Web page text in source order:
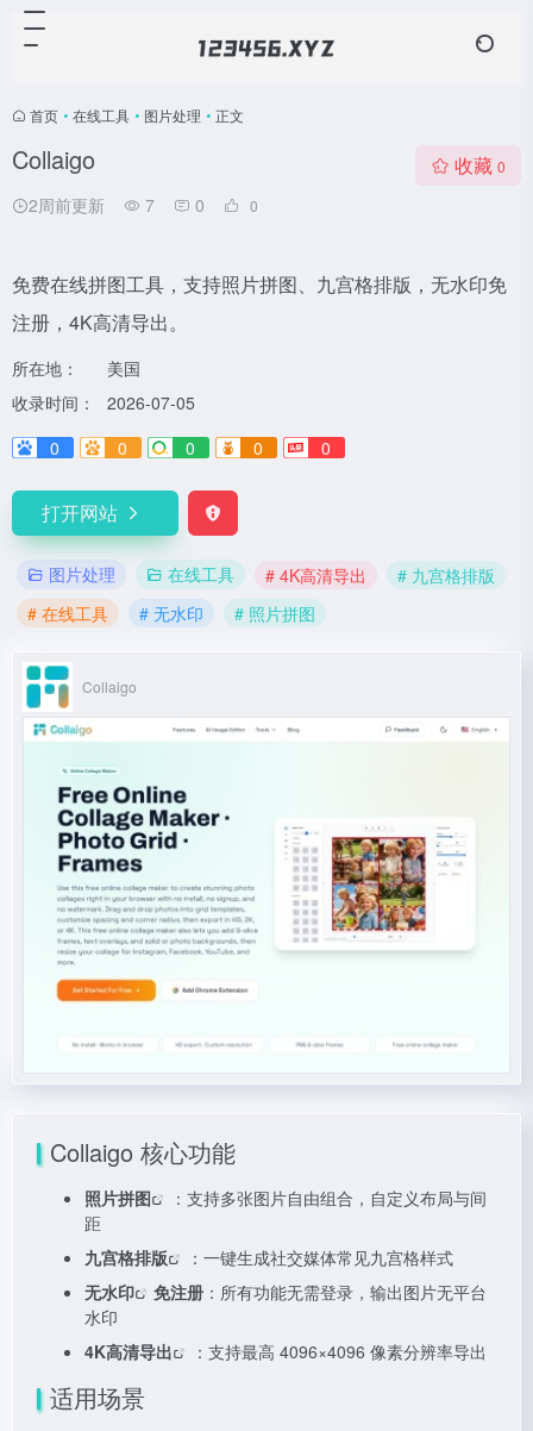
首页 • 在线工具 • 图片处理 • 正文
Collaigo
2周前更新 7 0 0
收藏 0
免费在线拼图工具，支持照片拼图、九宫格排版，无水印免
注册，4K高清导出。
所在地：
美国
收录时间：
2026-07-05
0
0 0 0 0
打开网站
图片处理 在线工具 # 4K高清导出
# 九宫格排版
# 在线工具
# 无水印 # 照片拼图
Collaigo
Collaigo 核心功能
照片拼图
：支持多张图片自由组合，自定义布局与间
距
九宫格排版
：一键生成社交媒体常见九宫格样式
无水印
免注册 ：所有功能无需登录，输出图片无平台
水印
4K高清导出
：支持最高 4096×4096 像素分辨率导出
适用场景